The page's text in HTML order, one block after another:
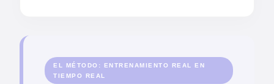
EL MÉTODO: ENTRENAMIENTO REAL EN
TIEMPO REAL